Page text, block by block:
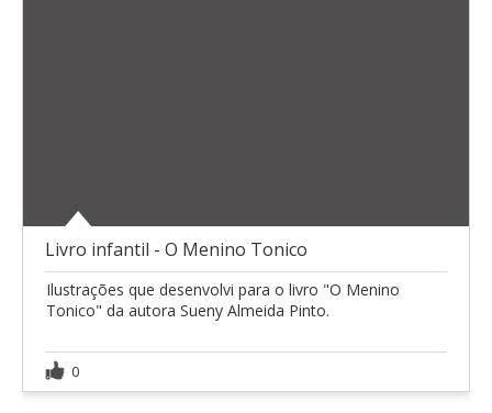
Livro infantil - O Menino Tonico
Ilustrações que desenvolvi para o livro "O Menino
Tonico" da autora Sueny Almeida Pinto.
0